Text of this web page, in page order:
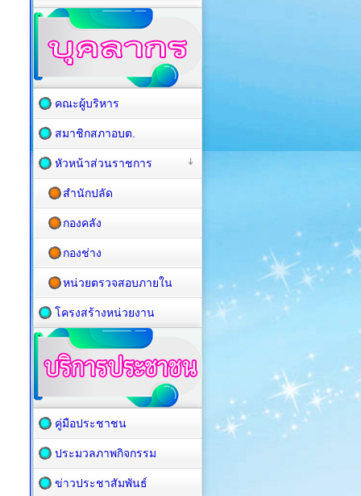
คณะผู้บริหาร
สมาชิกสภาอบต.
หัวหน้าส่วนราชการ
สำนักปลัด
กองคลัง
กองช่าง
หน่วยตรวจสอบภายใน
โครงสร้างหน่วยงาน
คู่มือประชาชน
ประมวลภาพกิจกรรม
ข่าวประชาสัมพันธ์